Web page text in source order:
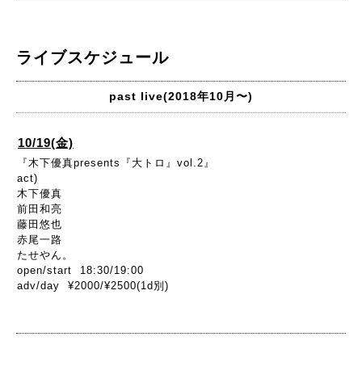
ライブスケジュール
past live(2018年10月〜)
10/19(金)
『木下優真presents『大トロ』vol.2』
act)
木下優真
前田和亮
藤田悠也
赤尾一路
たせやん。
open/start 18:30/19:00
adv/day ¥2000/¥2500(1d別)